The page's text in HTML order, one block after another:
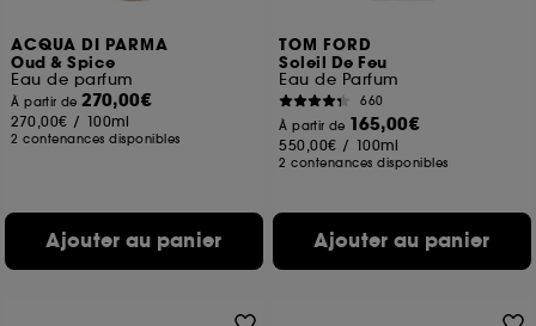
ACQUA DI PARMA
Oud & Spice
Eau de parfum
À partir de270,00€
270,00€ / 100ml
2 contenances disponibles
Ajouter au panier
TOM FORD
Soleil De Feu
Eau de Parfum
660
À partir de 165,00€
550,00€ / 100ml
2 contenances disponibles
Ajouter au panier